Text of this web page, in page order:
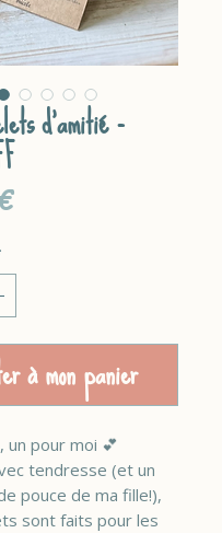
d’amitié -
Prix
à mon panier
un pour moi 💕
tendresse (et un
pouce de ma fille!),
sont faits pour les